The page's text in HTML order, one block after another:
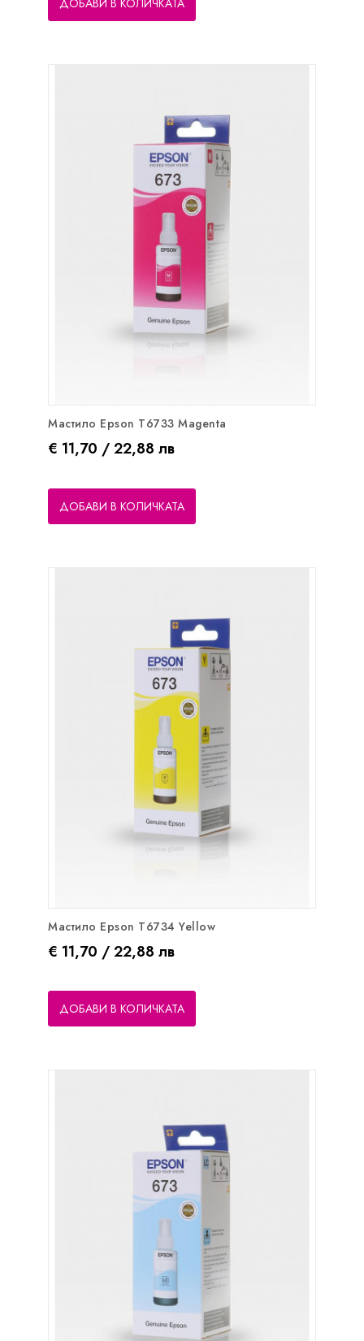
ДОБАВИ В КОЛИЧКАТА
Мастило Epson T6733 Magenta
Цена
€ 11,70 / 22,88 лв
ДОБАВИ В КОЛИЧКАТА
Мастило Epson T6734 Yellow
Цена
€ 11,70 / 22,88 лв
ДОБАВИ В КОЛИЧКАТА